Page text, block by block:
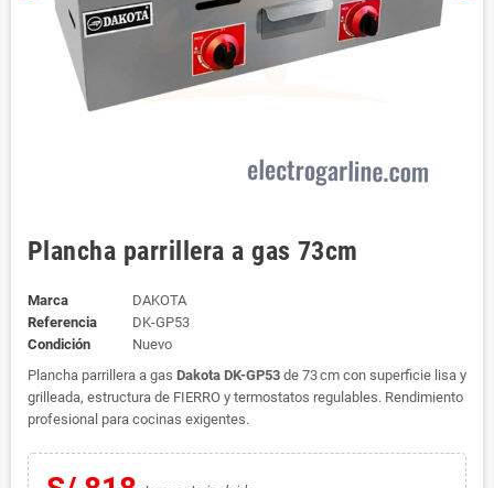
Plancha parrillera a gas 73cm
Marca
DAKOTA
Referencia
DK-GP53
Condición
Nuevo
Plancha parrillera a gas Dakota DK-GP53 de 73 cm con superficie lisa y
grilleada, estructura de FIERRO y termostatos regulables. Rendimiento
profesional para cocinas exigentes.